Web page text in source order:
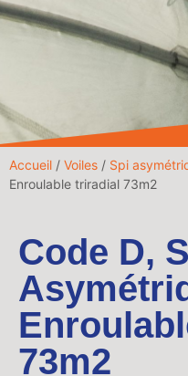
Accueil / Voiles / Spi
Enroulable triradial 73m2
Code D,
73m2